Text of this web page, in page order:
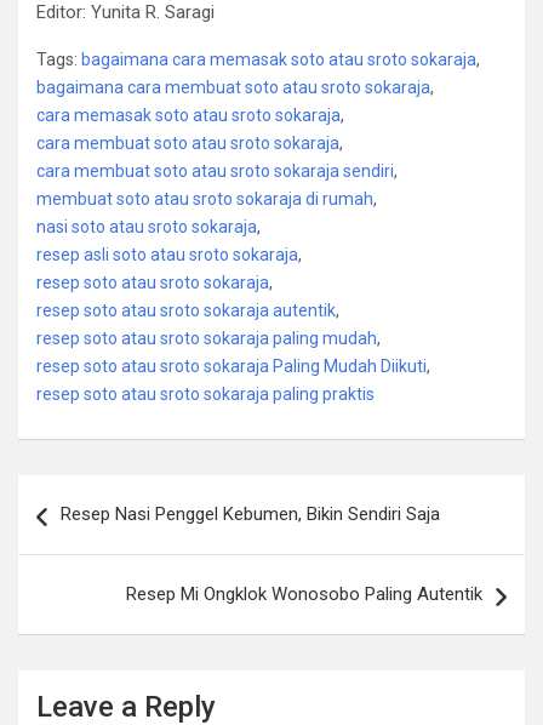
Editor: Yunita R. Saragi
Tags: bagaimana cara memasak soto atau sroto sokaraja,
bagaimana cara membuat soto atau sroto sokaraja,
cara memasak soto atau sroto sokaraja,
cara membuat soto atau sroto sokaraja,
cara membuat soto atau sroto sokaraja sendiri,
membuat soto atau sroto sokaraja di rumah,
nasi soto atau sroto sokaraja,
resep asli soto atau sroto sokaraja,
resep soto atau sroto sokaraja,
resep soto atau sroto sokaraja autentik,
resep soto atau sroto sokaraja paling mudah,
resep soto atau sroto sokaraja Paling Mudah Diikuti,
resep soto atau sroto sokaraja paling praktis
navigation
Resep Nasi Penggel Kebumen, Bikin Sendiri Saja
Resep Mi Ongklok Wonosobo Paling Autentik
Leave a Reply